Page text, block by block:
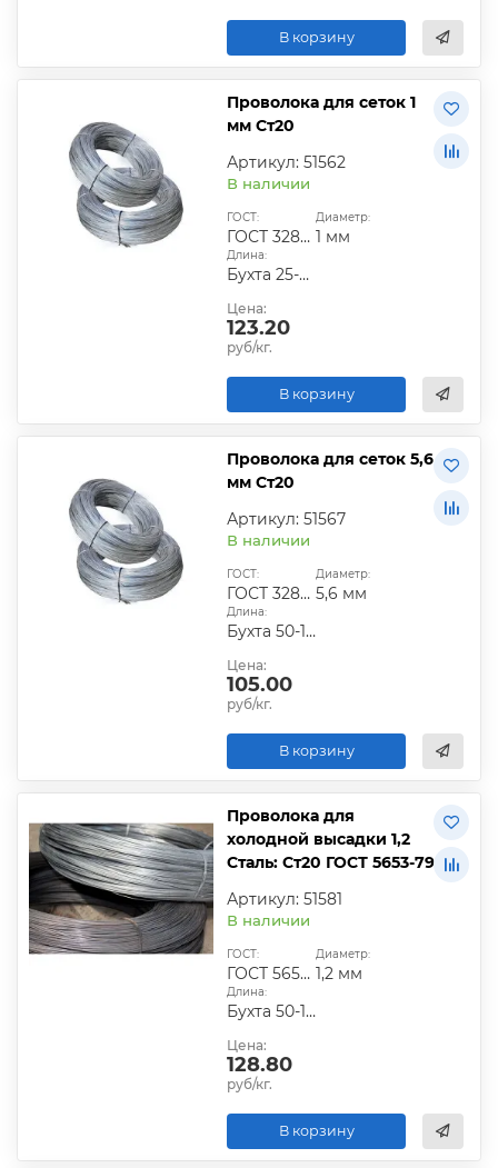
В корзину
Проволока для сеток 1
мм Ст20
Артикул: 51562
В наличии
ГОСТ:
ГОСТ 3282-74
Диаметр:
1 мм
Длина:
Бухта 25-50 кг
Цена:
123.20
руб/кг.
В корзину
Проволока для сеток 5,6
мм Ст20
Артикул: 51567
В наличии
ГОСТ:
ГОСТ 3282-74
Диаметр:
5,6 мм
Длина:
Бухта 50-100 кг
Цена:
105.00
руб/кг.
В корзину
Проволока для
холодной высадки 1,2
Сталь: Ст20 ГОСТ 5653-79
Артикул: 51581
В наличии
ГОСТ:
ГОСТ 5653-79
Диаметр:
1,2 мм
Длина:
Бухта 50-100 кг
Цена:
128.80
руб/кг.
В корзину